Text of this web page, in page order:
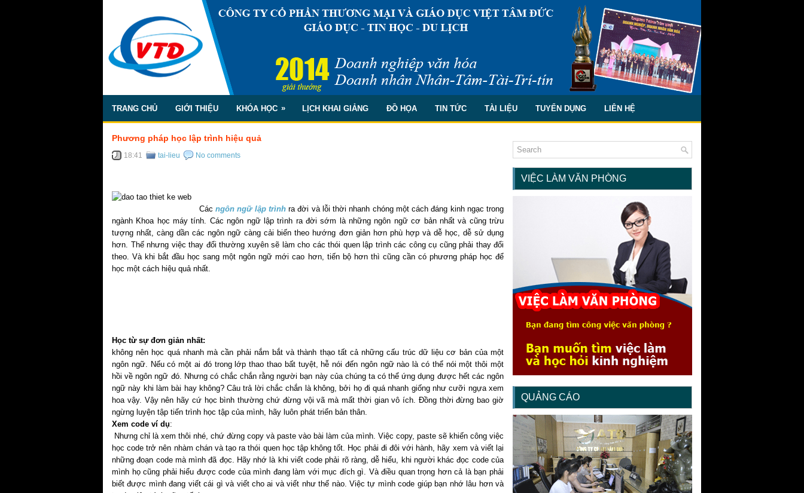
TRANG CHỦ GIỚI THIỆU KHÓA HỌC » LỊCH KHAI GIẢNG ĐỒ HỌA TIN TỨC TÀI LIỆU TUYỂN DỤNG LIÊN HỆ
Phương pháp học lập trình hiệu quả
18:41 tai-lieu No comments
Cácngôn ngữ lập trìnhra đời và lỗi thời nhanh chóng một cách đáng kinh ngạc trong
ngành Khoa học máy tính. Các ngôn ngữ lập trình ra đời sớm là những ngôn ngữ cơ bản nhất và cũng trừu
tượng nhất, càng dần các ngôn ngữ càng cải biến theo hướng đơn giản hơn phù hợp và dễ học, dễ sử dụng
hơn. Thế nhưng việc thay đổi thường xuyên sẽ làm cho các thói quen lập trình các công cụ cũng phải thay đổi
theo. Và khi bắt đầu học sang một ngôn ngữ mới cao hơn, tiến bộ hơn thì cũng cần có phương pháp học để
học một cách hiệu quả nhất.
Học từ sự đơn giản nhất:
không nên học quá nhanh mà cần phải nắm bắt và thành thạo tất cả những cấu trúc dữ liệu cơ bản của một
ngôn ngữ. Nếu có một ai đó trong lớp thao thao bất tuyệt, hễ nói đến ngôn ngữ nào là có thể nói một thôi một
hồi về ngôn ngữ đó. Nhưng có chắc chắn rằng người bạn này của chúng ta có thể ứng dụng được hết các ngôn
ngữ này khi làm bài hay không? Câu trả lời chắc chắn là không, bởi họ đi quá nhanh giống như cưỡi ngựa xem
hoa vậy. Vậy nên hãy cứ học bình thường chứ đừng vội vã mà mất thời gian vô ích. Đồng thời đừng bao giờ
ngừng luyện tập tiến trình học tập của mình, hãy luôn phát triển bản thân.
Xem code ví dụ:
Nhưng chỉ là xem thôi nhé, chứ đừng copy và paste vào bài làm của mình. Việc copy, paste sẽ khiến công việc
học code trở nên nhàm chán và tạo ra thói quen học tập không tốt. Học phải đi đôi với hành, hãy xem và viết lại
những đoạn code mà mình đã đọc. Hãy nhớ là khi viết code phải rõ ràng, dễ hiểu, khi người khác đọc code của
mình họ cũng phải hiểu được code của mình đang làm với mục đích gì. Và điều quan trọng hơn cả là bạn phải
biết được mình đang viết cái gì và viết cho ai và viết như thế nào. Việc tự mình code giúp bạn nhớ lâu hơn và
VIỆC LÀM VĂN PHÒNG
QUẢNG CÁO